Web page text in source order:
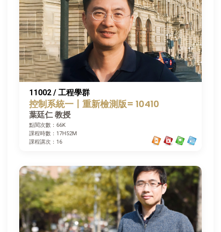
11002 / 工程學群
控制系統一〡重新檢測版= 10410
葉廷仁 教授
點閱次數：66K
課程時數：17H52M
課程講次：16